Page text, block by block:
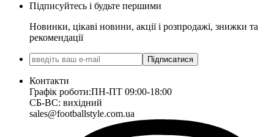
Підписуйтесь і будьте першими
Новинки, цікаві новини, акції і розпродажі, знижки та
рекомендації
Підписатися
Контакти
Графік роботи:ПН-ПТ 09:00-18:00
СБ-ВС: вихідний
sales@footballstyle.com.ua